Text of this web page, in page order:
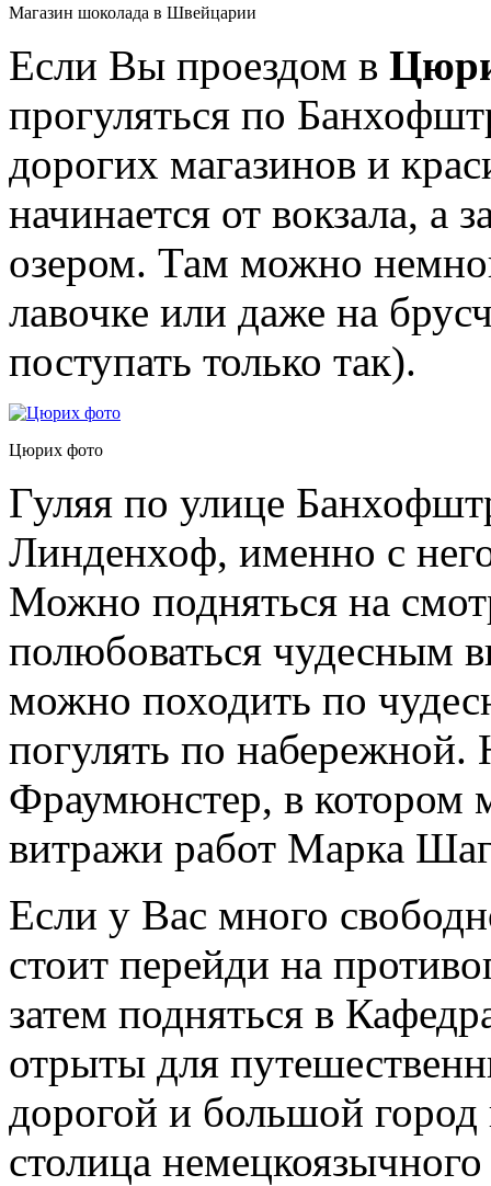
Магазин шоколада в Швейцарии
Если Вы проездом в
прогуляться по
дорогих магазинов и
начинается от вокзала, а
озером. Там можно
лавочке или даже на
поступать только так).
Цюрих фото
Гуляя по улице
Линденхоф, именно с
Можно подняться на
полюбоваться чудесным
можно походить по
погулять по набережной.
Фраумюнстер, в котором
витражи работ Марка
Если у Вас много
стоит перейди на
затем подняться в
отрыты для
дорогой и большой
столица